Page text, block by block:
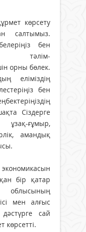
көрсету
салтымыз.
бен
тәлім-
орны бөлек.
еліміздің
бен
Сіздерге
ғұмыр,
амандық
бір қатар
облысының
мен алғыс
сай